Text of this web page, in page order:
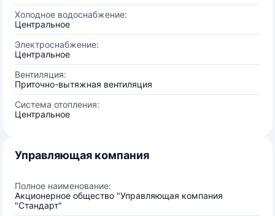
Холодное водоснабжение:
Центральное
Электроснабжение:
Центральное
Вентиляция:
Приточно-вытяжная вентиляция
Система отопления:
Центральное
Управляющая компания
Полное наименование:
Акционерное общество "Управляющая компания
"Стандарт"